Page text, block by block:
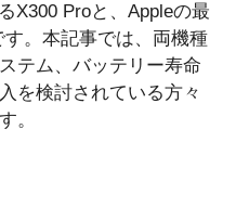
X300 Proと、Appleの最
。本記事では、両機種
テム、バッテリー寿命
を検討されている方々
。